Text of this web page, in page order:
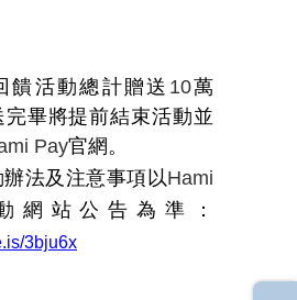
饋活動總計贈送 10萬
完畢將提前結束活動並
Pay官網。
法及注意事項以Hami
網站公告為準：
3bju6x